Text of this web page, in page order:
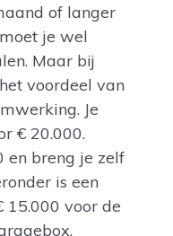
of langer
je wel
Maar bij
voordeel van
Je
€ 20.000.
en breng je zelf
is een
15.000 voor de